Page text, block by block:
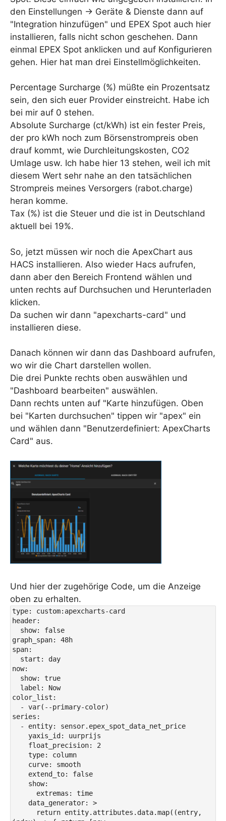
den Einstellungen -> Geräte & Dienste dann auf
"Integration hinzufügen" und EPEX Spot auch hier
installieren, falls nicht schon geschehen. Dann
einmal EPEX Spot anklicken und auf Konfigurieren
gehen. Hier hat man drei Einstellmöglichkeiten.
Percentage Surcharge (%) müßte ein Prozentsatz
sein, den sich euer Provider einstreicht. Habe ich
bei mir auf 0 stehen.
Absolute Surcharge (ct/kWh) ist ein fester Preis,
der pro kWh noch zum Börsenstrompreis oben
drauf kommt, wie Durchleitungskosten, CO2
Umlage usw. Ich habe hier 13 stehen, weil ich mit
diesem Wert sehr nahe an den tatsächlichen
Strompreis meines Versorgers (rabot.charge)
heran komme.
Tax (%) ist die Steuer und die ist in Deutschland
aktuell bei 19%.
So, jetzt müssen wir noch die ApexChart aus
HACS installieren. Also wieder Hacs aufrufen,
dann aber den Bereich Frontend wählen und
unten rechts auf Durchsuchen und Herunterladen
klicken.
Da suchen wir dann "apexcharts-card" und
installieren diese.
Danach können wir dann das Dashboard aufrufen,
wo wir die Chart darstellen wollen.
Die drei Punkte rechts oben auswählen und
"Dashboard bearbeiten" auswählen.
Dann rechts unten auf "Karte hinzufügen. Oben
bei "Karten durchsuchen" tippen wir "apex" ein
und wählen dann "Benutzerdefiniert: ApexCharts
Card" aus.
Und hier der zugehörige Code, um die Anzeige
oben zu erhalten.
type: custom:apexcharts-card
header:
graph_span: 48h
span:
now:
color_list:
series: